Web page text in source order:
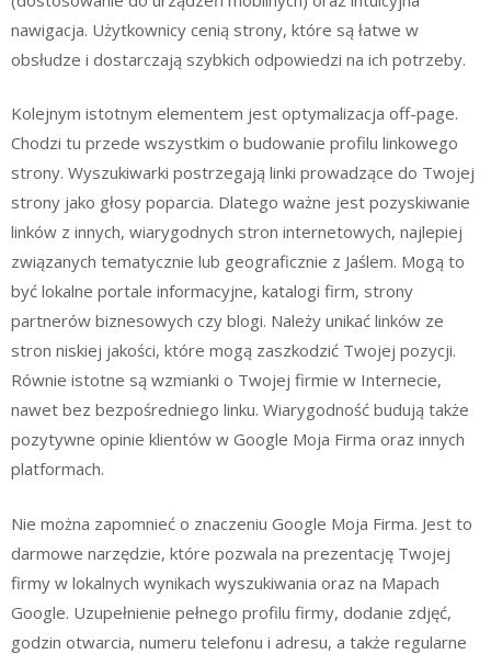
nawigacja. Użytkownicy cenią strony, które są łatwe w
obsłudze i dostarczają szybkich odpowiedzi na ich potrzeby.
Kolejnym istotnym elementem jest optymalizacja off-page.
Chodzi tu przede wszystkim o budowanie profilu linkowego
strony. Wyszukiwarki postrzegają linki prowadzące do Twojej
strony jako głosy poparcia. Dlatego ważne jest pozyskiwanie
linków z innych, wiarygodnych stron internetowych, najlepiej
związanych tematycznie lub geograficznie z Jaślem. Mogą to
być lokalne portale informacyjne, katalogi firm, strony
partnerów biznesowych czy blogi. Należy unikać linków ze
stron niskiej jakości, które mogą zaszkodzić Twojej pozycji.
Równie istotne są wzmianki o Twojej firmie w Internecie,
nawet bez bezpośredniego linku. Wiarygodność budują także
pozytywne opinie klientów w Google Moja Firma oraz innych
platformach.
Nie można zapomnieć o znaczeniu Google Moja Firma. Jest to
darmowe narzędzie, które pozwala na prezentację Twojej
firmy w lokalnych wynikach wyszukiwania oraz na Mapach
Google. Uzupełnienie pełnego profilu firmy, dodanie zdjęć,
godzin otwarcia, numeru telefonu i adresu, a także regularne